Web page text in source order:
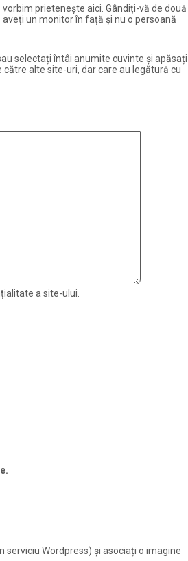
prietenește aici. Gândiți-vă de două
un monitor în față și nu o persoană
selectați întâi anumite cuvinte și apăsați
alte site-uri, dar care au legătură cu
a site-ului.
serviciu Wordpress) și asociați o imagine